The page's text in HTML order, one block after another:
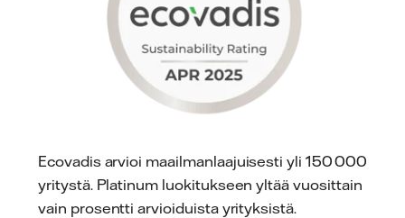
Ecovadis arvioi maailmanlaajuisesti yli 150 000
yritystä. Platinum luokitukseen yltää vuosittain
vain prosentti arvioiduista yrityksistä.